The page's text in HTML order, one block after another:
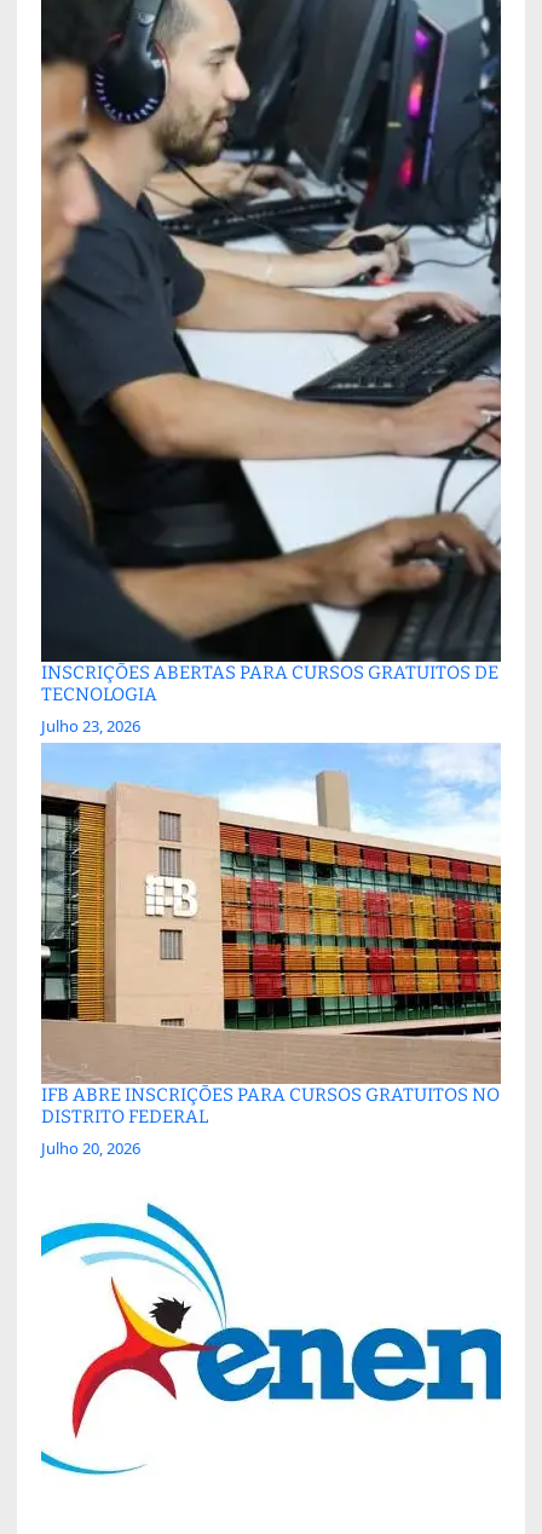
INSCRIÇÕES ABERTAS PARA CURSOS GRATUITOS DE
TECNOLOGIA
Julho 23, 2026
IFB ABRE INSCRIÇÕES PARA CURSOS GRATUITOS NO
DISTRITO FEDERAL
Julho 20, 2026